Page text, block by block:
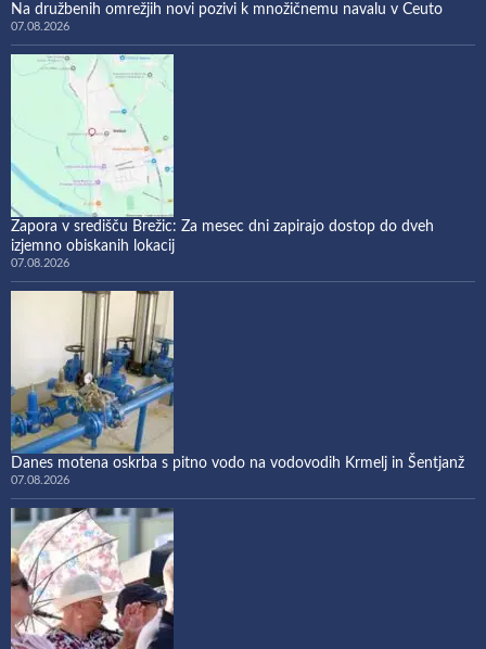
Na družbenih omrežjih novi pozivi k množičnemu navalu v Ceuto
07.08.2026
Zapora v središču Brežic: Za mesec dni zapirajo dostop do dveh
izjemno obiskanih lokacij
07.08.2026
Danes motena oskrba s pitno vodo na vodovodih Krmelj in Šentjanž
07.08.2026